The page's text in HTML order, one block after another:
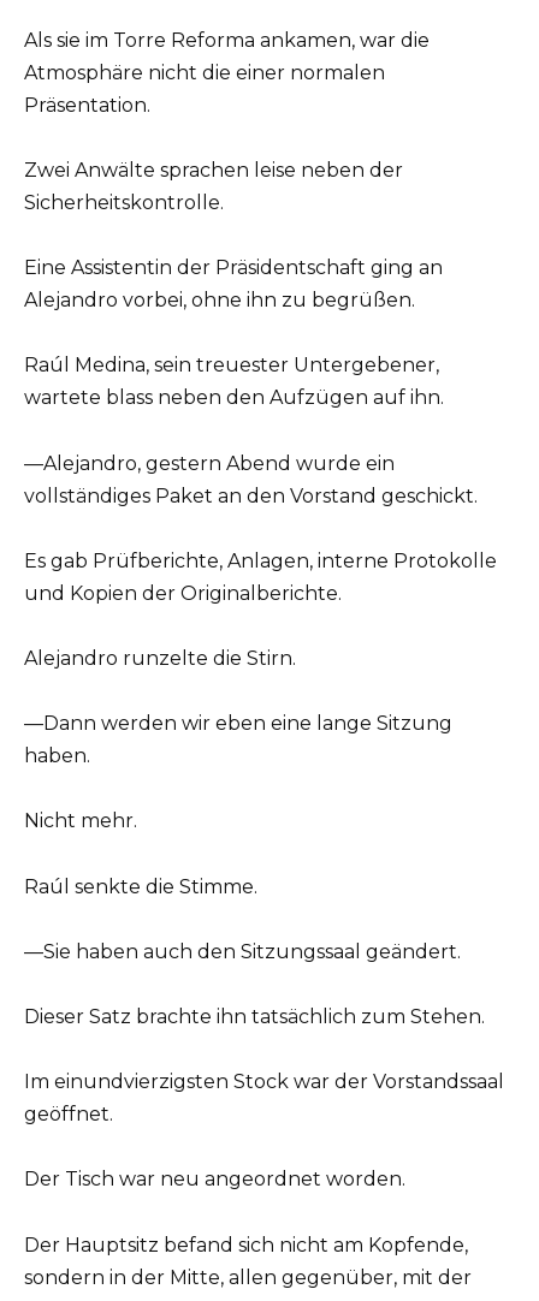
Als sie im Torre Reforma ankamen, war die
Atmosphäre nicht die einer normalen
Präsentation.
Zwei Anwälte sprachen leise neben der
Sicherheitskontrolle.
Eine Assistentin der Präsidentschaft ging an
Alejandro vorbei, ohne ihn zu begrüßen.
Raúl Medina, sein treuester Untergebener,
wartete blass neben den Aufzügen auf ihn.
—Alejandro, gestern Abend wurde ein
vollständiges Paket an den Vorstand geschickt.
Es gab Prüfberichte, Anlagen, interne Protokolle
und Kopien der Originalberichte.
Alejandro runzelte die Stirn.
—Dann werden wir eben eine lange Sitzung
haben.
Nicht mehr.
Raúl senkte die Stimme.
—Sie haben auch den Sitzungssaal geändert.
Dieser Satz brachte ihn tatsächlich zum Stehen.
Im einundvierzigsten Stock war der Vorstandssaal
geöffnet.
Der Tisch war neu angeordnet worden.
Der Hauptsitz befand sich nicht am Kopfende,
sondern in der Mitte, allen gegenüber, mit der